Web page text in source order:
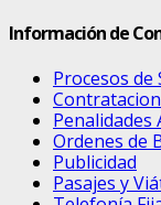
Información de
Procesos de
Penalidades
Ordenes de
Publicidad
Pasajes y